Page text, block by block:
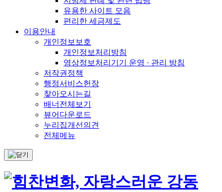
유용한 사이트 모음
편리한 세금제도
이용안내
개인정보보호
개인정보처리방침
영상정보처리기기 운영 · 관리 방침
저작권정책
행정서비스헌장
찾아오시는길
배너전체보기
뷰어다운로드
누리집개선의견
전체메뉴